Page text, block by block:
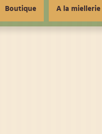
Boutique A la miellerie